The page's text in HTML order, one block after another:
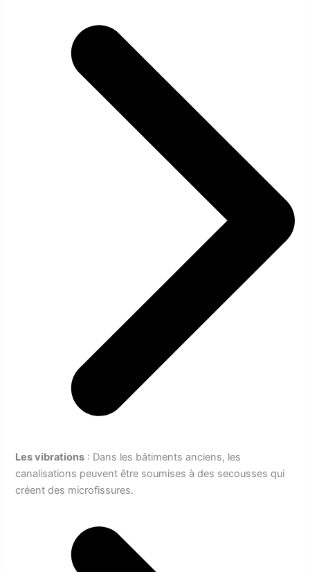
Les vibrations : Dans les bâtiments anciens, les
canalisations peuvent être soumises à des secousses qui
créent des microfissures.